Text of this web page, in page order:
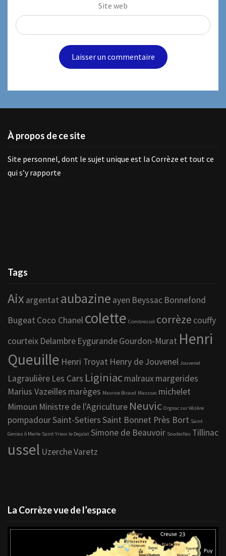
Site web
À propos de ce site
Site personnel, dont le sujet unique est la Corrèze et tout ce
qui s’y rapporte
Tags
Aix argentat aubazine ayen Beyssac Bonnefond
Bugeat Coco Chanelcolette Combressol corrèze couffy
courteix Delambre EygurandeGourdon-Murat Henri
Queuille Henri Troyat Henry de Jouvenel Jouvenel
Lagraulière Les Cars Liginiacmalrauxmargerides
Marius Vazeilles marèges Maurice Biraud Maussac michelet
Mimoun Ministre de l'Agriculture Neuvic Orgnac sur Vézère
pompadourSaint-SetiersSaint Bonnet Près Bort Saint
Geniez ô Merle Saint Yrieix le Dejalat Simone de Beauvoir Soudeilles Tillinac
ussel UzercheVaretz
La Corrèze vue de l’espace